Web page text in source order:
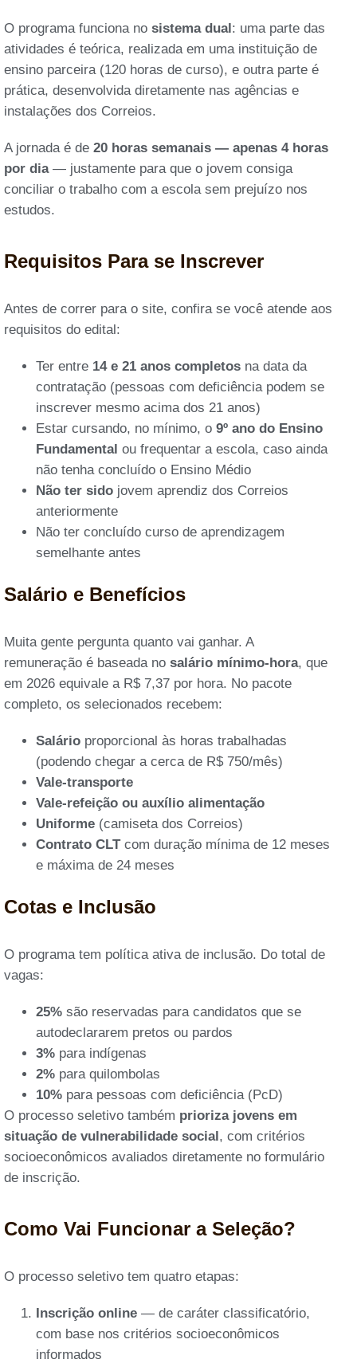
O programa funciona no sistema dual: uma parte das
atividades é teórica, realizada em uma instituição de
ensino parceira (120 horas de curso), e outra parte é
prática, desenvolvida diretamente nas agências e
instalações dos Correios.
A jornada é de 20 horas semanais — apenas 4 horas
por dia— justamente para que o jovem consiga
conciliar o trabalho com a escola sem prejuízo nos
estudos.
Requisitos Para se Inscrever
Antes de correr para o site, confira se você atende aos
requisitos do edital:
Ter entre 14 e 21 anos completos na data da
contratação (pessoas com deficiência podem se
inscrever mesmo acima dos 21 anos)
Estar cursando, no mínimo, o 9º ano do Ensino
Fundamental ou frequentar a escola, caso ainda
não tenha concluído o Ensino Médio
Não ter sido jovem aprendiz dos Correios
anteriormente
Não ter concluído curso de aprendizagem
semelhante antes
Salário e Benefícios
Muita gente pergunta quanto vai ganhar. A
remuneração é baseada no salário mínimo-hora, que
em 2026 equivale a R$ 7,37 por hora. No pacote
completo, os selecionados recebem:
Salário proporcional às horas trabalhadas
(podendo chegar a cerca de R$ 750/mês)
Vale-transporte
Vale-refeição ou auxílio alimentação
Uniforme (camiseta dos Correios)
Contrato CLTcom duração mínima de 12 meses
e máxima de 24 meses
Cotas e Inclusão
O programa tem política ativa de inclusão. Do total de
vagas:
25% são reservadas para candidatos que se
autodeclararem pretos ou pardos
3% para indígenas
2% para quilombolas
10% para pessoas com deficiência (PcD)
O processo seletivo também prioriza jovens em
situação de vulnerabilidade social, com critérios
socioeconômicos avaliados diretamente no formulário
de inscrição.
Como Vai Funcionar a Seleção?
O processo seletivo tem quatro etapas:
Inscrição online — de caráter classificatório,
com base nos critérios socioeconômicos
informados